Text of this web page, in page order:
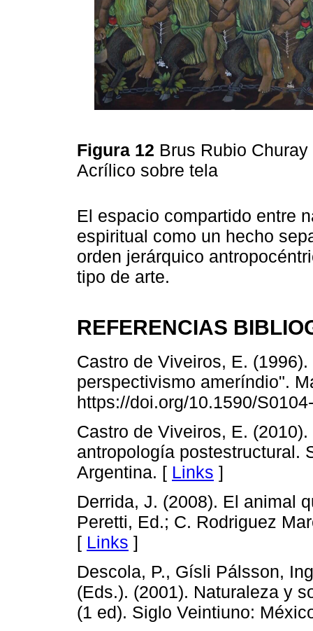
Figura 12 Brus Rubio Churay
Acrílico sobre tela
El espacio compartido entre
espiritual como un hecho
orden jerárquico
tipo de arte.
REFERENCIAS
Castro de Viveiros, E.
perspectivismo ameríndio".
https://doi.org/10.1590/
Castro de Viveiros, E.
antropología postestructural.
Argentina. [ Links ]
Derrida, J. (2008). El animal
Peretti, Ed.; C. Rodriguez
[ Links ]
Descola, P., Gísli Pálsson,
(Eds.). (2001). Naturaleza y
(1 ed). Siglo Veintiuno: